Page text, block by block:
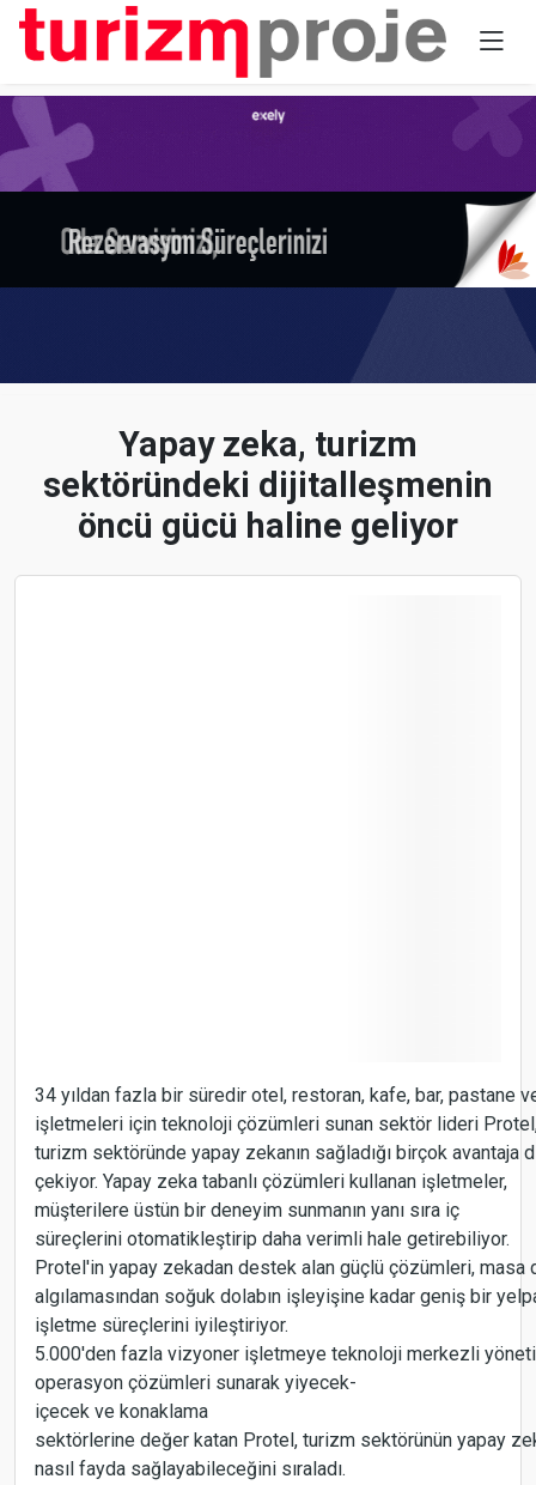
Yapay zeka, turizm
sektöründeki dijitalleşmenin
öncü gücü haline geliyor
34 yıldan fazla bir süredir otel, restoran, kafe, bar, pastane
işletmeleri için teknoloji çözümleri sunan sektör lideri
turizm sektöründe yapay zekanın sağladığı birçok avantaja
çekiyor. Yapay zeka tabanlı çözümleri kullanan işletmeler,
müşterilere üstün bir deneyim sunmanın yanı sıra iç
süreçlerini otomatikleştirip daha verimli hale getirebiliyor.
Protel'in yapay zekadan destek alan güçlü çözümleri, masa
algılamasından soğuk dolabın işleyişine kadar geniş bir
işletme süreçlerini iyileştiriyor.
5.000'den fazla vizyoner işletmeye teknoloji merkezli
operasyon çözümleri sunarak yiyecek-
içecek ve konaklama
sektörlerine değer katan Protel, turizm sektörünün yapay
nasıl fayda sağlayabileceğini sıraladı.